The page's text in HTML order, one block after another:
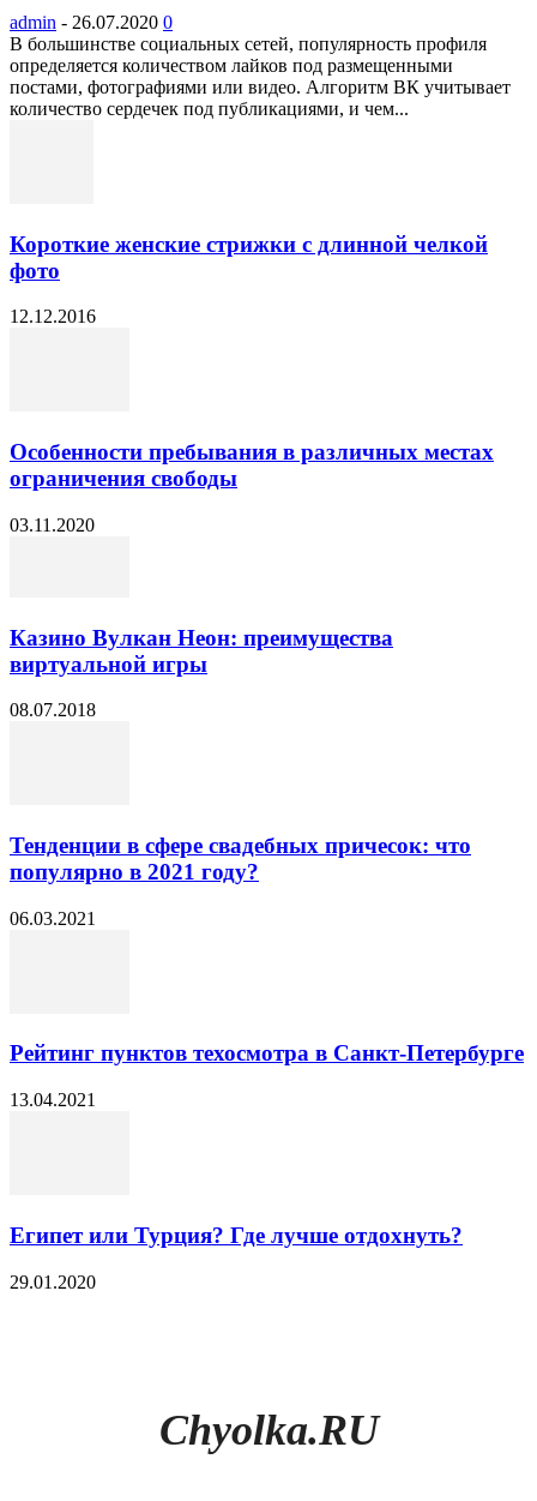
admin - 26.07.2020 0
В большинстве социальных сетей, популярность профиля
определяется количеством лайков под размещенными
постами, фотографиями или видео. Алгоритм ВК учитывает
количество сердечек под публикациями, и чем...
Короткие женские стрижки с длинной челкой
фото
12.12.2016
Особенности пребывания в различных местах
ограничения свободы
03.11.2020
Казино Вулкан Неон: преимущества
виртуальной игры
08.07.2018
Тенденции в сфере свадебных причесок: что
популярно в 2021 году?
06.03.2021
Рейтинг пунктов техосмотра в Санкт-Петербурге
13.04.2021
Египет или Турция? Где лучше отдохнуть?
29.01.2020
Chyolka.RU